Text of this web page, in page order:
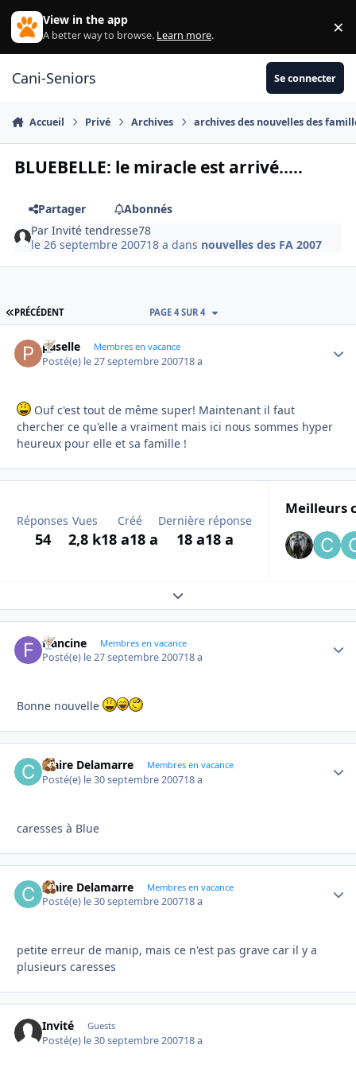
Aller au contenu
View in the app
A better way to browse. Learn more. ×
Cani-Seniors Se connecter
Accueil Privé Archives archives des nouvelles des
BLUEBELLE: le miracle est arrivé.....
Partager
Abonnés
ParInvité tendresse78
le 26 septembre 200718 a dans nouvelles des FA 2007
PREMIÈRE PAGE
PRÉCÉDENT PAGE 4 SUR 4
paselle Membres en vacance
Posté(e) le 27 septembre 200718 a
Ouf c'est tout de même super! Maintenant il faut
chercher ce qu'elle a vraiment mais ici nous sommes hyper
heureux pour elle et sa famille !
Réponses
54
Vues
2,8 k
Créé
18 a18 a
Dernière réponse
18 a18 a
Meilleurs
Expand topic overview
francine Membres en vacance
Posté(e) le 27 septembre 200718 a
Bonne nouvelle
Claire Delamarre Membres en vacance
Posté(e) le 30 septembre 200718 a
caresses à Blue
Claire Delamarre Membres en vacance
Posté(e) le 30 septembre 200718 a
petite erreur de manip, mais ce n'est pas grave car il y a
plusieurs caresses
Invité Guests
Posté(e) le 30 septembre 200718 a